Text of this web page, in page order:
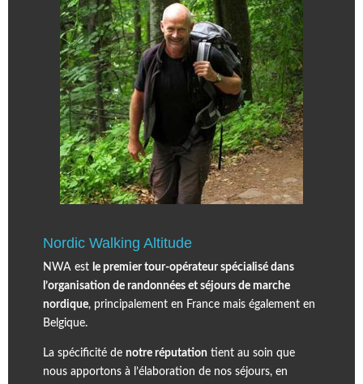
Nordic Walking Altitude
NWA est le premier tour-opérateur spécialisé dans
l’organisation de randonnées et séjours de marche
nordique, principalement en France mais également en
Belgique.
La spécificité de notre réputation tient au soin que
nous apportons à l’élaboration de nos séjours, en